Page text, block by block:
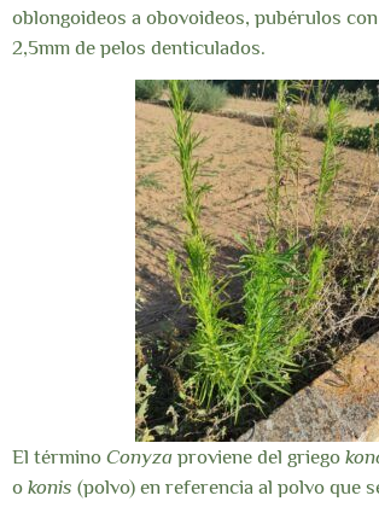
oblongoideos a obovoideos, pubérulos
2,5mm de pelos denticulados.
El término Conyza proviene del griego
o konis (polvo) en referencia al polvo que